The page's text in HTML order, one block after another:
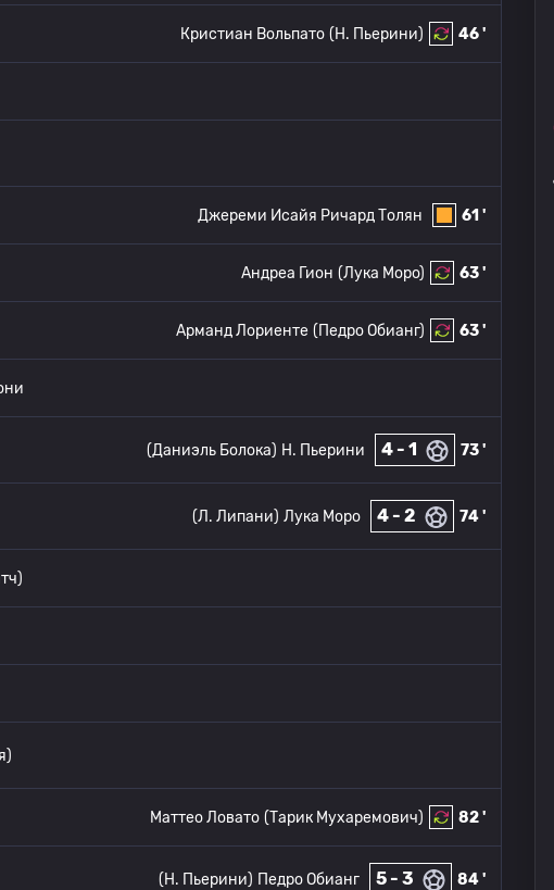
46 '
(Н. Пьерини)
Кристиан Вольпато
61 '
Джереми Исайя Ричард Толян
63 '
(Лука Моро)
Андреа Гион
63 '
(Педро Обианг)
Арманд Лориенте
73 '
4 - 1
Н. Пьерини
(Даниэль Болока)
74 '
4 - 2
Лука Моро
(Л. Липани)
82 '
(Тарик Мухаремович)
Маттео Ловато
84 '
5 - 3
Педро Обианг
(Н. Пьерини)